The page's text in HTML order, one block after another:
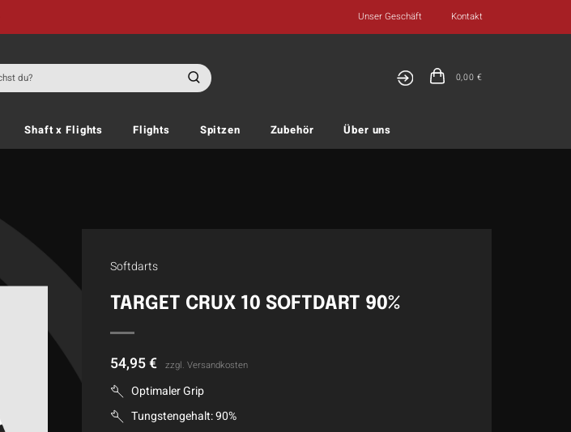
Unser Geschäft Kontakt
0,00 €
Shaft x Flights Flights Spitzen Zubehör Über uns
Softdarts
TARGET CRUX 10 SOFTDART 90%
54,95€ zzgl. Versandkosten
Optimaler Grip
Tungstengehalt: 90%